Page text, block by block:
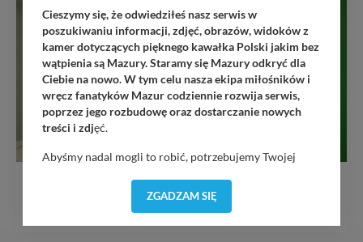
USŁUGI
Instalacje fotowoltaiczne na Mazurach
Cieszymy się, że odwiedziłeś nasz serwis w
poszukiwaniu informacji, zdjęć, obrazów, widoków z
kamer dotyczących pięknego kawałka Polski jakim bez
wątpienia są Mazury. Staramy się Mazury odkryć dla
Ciebie na nowo. W tym celu nasza ekipa miłośników i
wręcz fanatyków Mazur codziennie rozwija serwis,
poprzez jego rozbudowę oraz dostarczanie nowych
treści i zdjęć.
Abyśmy nadal mogli to robić, potrzebujemy Twojej
dostosować do Twoich preferencji. Twoje dane (w tym
pliki cookies) będą zapisywane w celu usprawnienia
ZGADZAM SIĘ